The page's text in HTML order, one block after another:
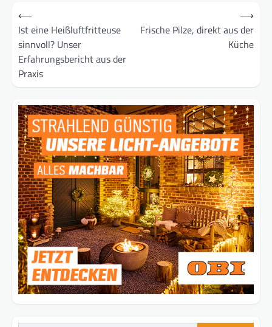
Beitragsnavigation
⟵
Ist eine Heißluftfritteuse
sinnvoll? Unser
Erfahrungsbericht aus der
Praxis
Frische Pilze, direkt aus der
Küche
⟶